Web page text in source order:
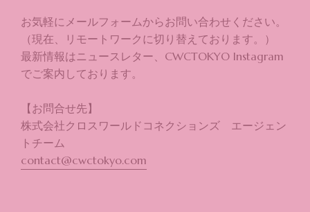
お気軽にメールフォームからお問い合わせください。
（現在、リモートワークに切り替えております。）
最新情報はニュースレター、CWCTOKYO Instagram
でご案内しております。
【お問合せ先】
株式会社クロスワールドコネクションズ エージェン
トチーム
contact@cwctokyo.com